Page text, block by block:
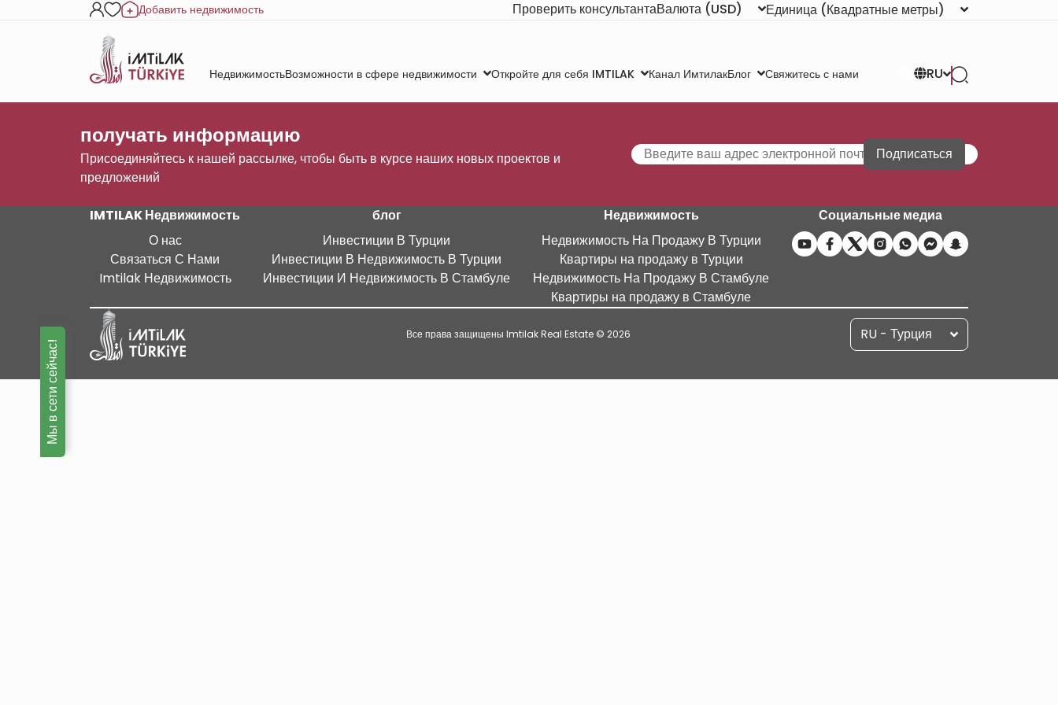
Добавить недвижимость Проверить консультантаВалюта (USD) Единица (Квадратные метры)
НедвижимостьВозможности в сфере недвижимости Откройте для себя IMTILAK Канал ИмтилакБлог Свяжитесь с нами RU
получать информацию
Присоединяйтесь к нашей рассылке, чтобы быть в курсе наших новых проектов и
предложений
Подписаться
IMTILAK Недвижимость
О нас
Связаться С Нами
Imtilak Недвижимость
блог
Инвестиции В Турции
Инвестиции В Недвижимость В Турции
Инвестиции И Недвижимость В Стамбуле
Недвижимость
Недвижимость На Продажу В Турции
Квартиры на продажу в Турции
Недвижимость На Продажу В Стамбуле
Квартиры на продажу в Стамбуле
Социальные медиа
Все права защищены Imtilak Real Estate © 2026 RU - Турция
Мы в сети сейчас!